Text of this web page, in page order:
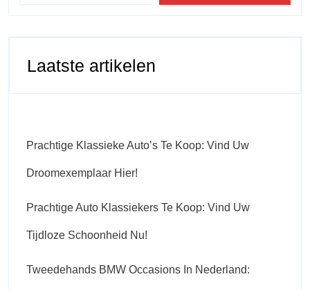
Laatste artikelen
Prachtige Klassieke Auto’s Te Koop: Vind Uw
Droomexemplaar Hier!
Prachtige Auto Klassiekers Te Koop: Vind Uw
Tijdloze Schoonheid Nu!
Tweedehands BMW Occasions In Nederland: